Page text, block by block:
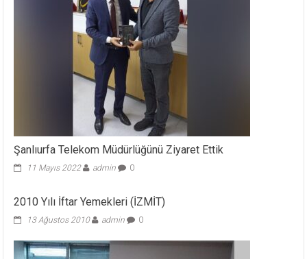
Şanlıurfa Telekom Müdürlüğünü Ziyaret Ettik
11 Mayıs 2022 admin 0
2010 Yılı İftar Yemekleri (İZMİT)
13 Ağustos 2010 admin 0